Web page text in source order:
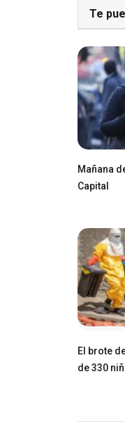
Te
Mañana
Capital
El brote
de 330